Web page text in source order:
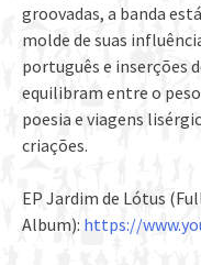
groovadas, a banda
molde de suas
português e inserções
equilibram entre o
poesia e viagens
criações.
EP Jardim de Lótus
Album): https://